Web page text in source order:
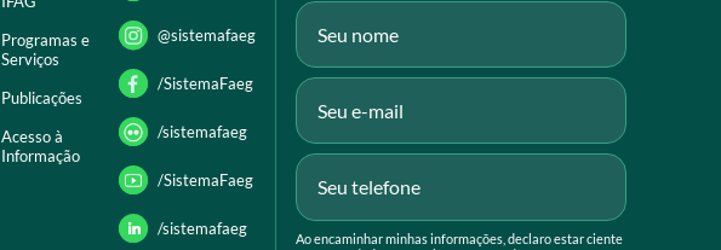
Programas e
Serviços
Publicações
Acesso à
Informação
@sistemafaeg
/SistemaFaeg
/sistemafaeg
/SistemaFaeg
/sistemafaeg
Ao encaminhar minhas informações, declaro estar ciente